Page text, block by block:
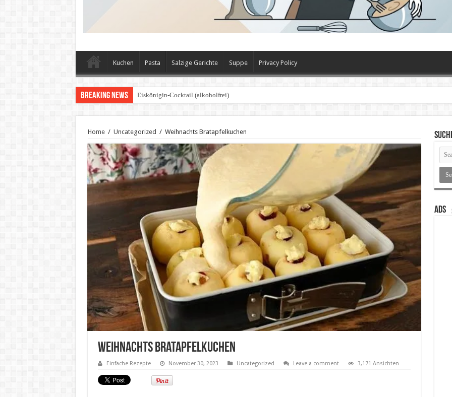
Kuchen Pasta Salzige Gerichte Suppe Privacy Policy
Breaking News Eiskönigin-Cocktail (alkoholfrei)
Home / Uncategorized / Weihnachts Bratapfelkuchen
Weihnachts Bratapfelkuchen
Einfache Rezepte November 30, 2023 Uncategorized Leave a comment 3,171 Ansichten
ADS